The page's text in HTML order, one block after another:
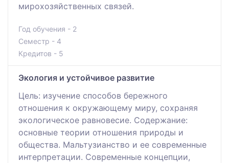
мирохозяйственных связей.
Год обучения - 2
Семестр - 4
Кредитов - 5
Экология и устойчивое развитие
Цель: изучение способов бережного
отношения к окружающему миру, сохраняя
экологическое равновесие. Содержание:
основные теории отношения природы и
общества. Мальтузианство и ее современные
интерпретации. Современные концепции,